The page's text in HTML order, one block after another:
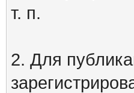
т. п.
2. Для